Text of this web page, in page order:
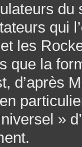
du
qui
les
que la
d’après
»